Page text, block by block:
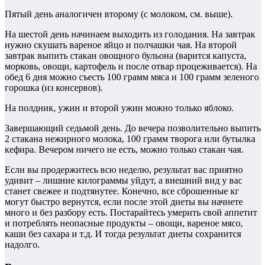
Пятый день аналогичен второму (с молоком, см. выше).
На шестой день начинаем выходить из голодания. На завтрак
нужно скушать вареное яйцо и полчашки чая. На второй
завтрак выпить стакан овощного бульона (варится капуста,
морковь, овощи, картофель и после отвар процеживается). На
обед 6 дня можно съесть 100 грамм мяса и 100 грамм зеленого
горошка (из консервов).
На полдник, ужин и второй ужин можно только яблоко.
Завершающий седьмой день. До вечера позволительно выпить
2 стакана нежирного молока, 100 грамм творога или бутылка
кефира. Вечером ничего не есть, можно только стакан чая.
Если вы продержитесь всю неделю, результат вас приятно
удивит – лишние килограммы уйдут, а внешний вид у вас
станет свежее и подтянутее. Конечно, все сброшенные кг
могут быстро вернутся, если после этой диеты вы начнете
много и без разбору есть. Постарайтесь умерить свой аппетит
и потреблять неопасные продукты – овощи, вареное мясо,
каши без сахара и т.д. И тогда результат диеты сохранится
надолго.